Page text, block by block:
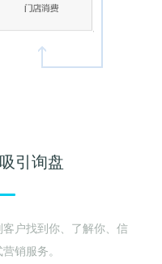
引询盘
户找到你、了解你、信
销服务。